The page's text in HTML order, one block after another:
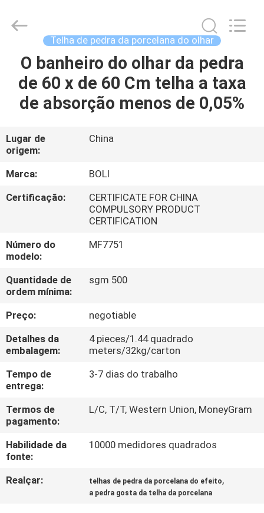
PARA
CASA
VÍDEOS
SOBRE
VISITA
À
FÁBRICA
CONTROLE
DE
QUALIDADE
CONTACTE-
NOS
SOLICITE UM
ORÇAMENTO
CERAMICS
CO.,LTD..
Reserved.
Telha de pedra da porcelana do olhar
O banheiro do olhar da pedra
de 60 x de 60 Cm telha a taxa
de absorção menos de 0,05%
Lugar de
origem:
China
Marca:
BOLI
Certificação:
CERTIFICATE FOR CHINA
COMPULSORY PRODUCT
CERTIFICATION
Número do
modelo:
MF7751
Quantidade de
ordem mínima:
sgm 500
Preço:
negotiable
Detalhes da
embalagem:
4 pieces/1.44 quadrado
meters/32kg/carton
Tempo de
entrega:
3-7 dias do trabalho
Termos de
pagamento:
L/C, T/T, Western Union, MoneyGram
Habilidade da
fonte:
10000 medidores quadrados
Realçar: telhas de pedra da porcelana do efeito,
a pedra gosta da telha da porcelana